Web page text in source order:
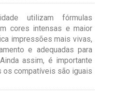
utilizam fórmulas
cores intensas e maior
impressões mais vivas,
e adequadas para
assim, é importante
os compatíveis são iguais